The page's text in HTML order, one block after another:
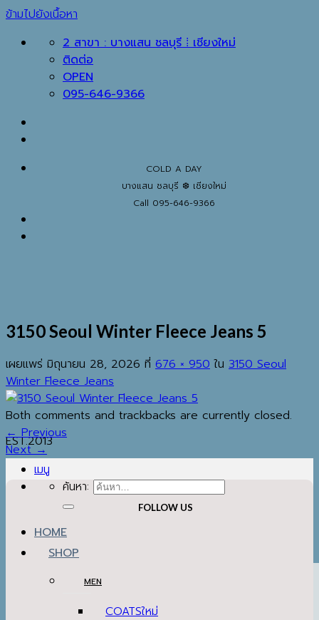
ข้ามไปยังเนื้อหา
2 สาขา : บางแสน ชลบุรี ⁞ เชียงใหม่
ติดต่อ
OPEN
095-646-9366
COLD A DAY
บางแสน ชลบุรี ❆ เชียงใหม่
Call 095-646-9366
EST.2013
เมนู
ค้นหา:
HOME
SHOP
MEN
COATS
3150 Seoul Winter Fleece Jeans 5
เผยแพร่ มิถุนายน 28, 2026 ที่ 676 × 950 ใน 3150 Seoul
Winter Fleece Jeans
Both comments and trackbacks are currently closed.
←Previous
Next→
FOLLOW US